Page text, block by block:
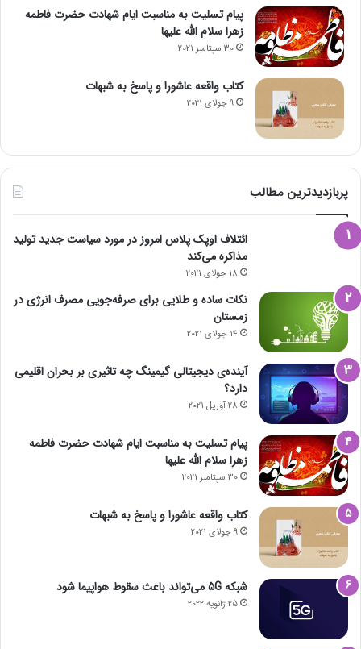
پیام تسلیت به مناسبت ایام شهادت حضرت فاطمه
زهرا سلام الله علیها
30 سپتامبر 2021
کتاب واقعه عاشورا و پاسخ به شبهات
9 جولای 2021
پربازدیدترین مطالب
ائتلاف اوپک پلاس امروز در مورد سیاست جدید تولید
مذاکره می‌کند
18 جولای 2021
نکات ساده و طلایی برای صرفه‌جویی مصرف انرژی در
زمستان
14 جولای 2021
آینده‌ی دیجیتالی گیمینگ چه تاثیری بر بحران اقلیمی
دارد؟
28 آوریل 2021
پیام تسلیت به مناسبت ایام شهادت حضرت فاطمه
زهرا سلام الله علیها
30 سپتامبر 2021
کتاب واقعه عاشورا و پاسخ به شبهات
9 جولای 2021
شبکه 5G می‌تواند باعث سقوط هواپیما شود
25 ژانویه 2022